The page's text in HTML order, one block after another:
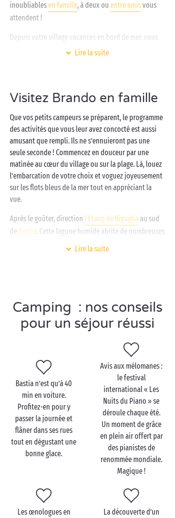
inoubliablesen famille, à deux ou entre amisvous
attendent !
Depuis votre village vacances en bord de mer, vous
n’aurez qu’un mot à la bouche : pro-fi-ter ! Tout a été
animations en journée et en soirée : ça ressemble à
Lire la suite
Visitez Brando en famille
Que vos petits campeurs se préparent, le programme
des activités que vous leur avez concocté est aussi
amusant que rempli. Ils ne s’ennuieront pas une
seule seconde ! Commencez en douceur par une
matinée au cœur du village ou sur la plage. Là, louez
l’embarcation de votre choix et voguez joyeusement
sur les flots bleus de la mer tout en appréciant la
vue.
Après le goûter, direction l’Etang de Bigugliaau sud
de Bastia. Cette lagune humide abrite de nombreuses
espèces d’oiseaux d’eau et offrira à vos chères
Visitez Brando en couple
meilleurs alliés pour découvrir Brando et ses
en amoureux
randonnées
peuplent les alentours et vous offriront une belle
bouffée d’air pur. Ne manquez pas non plus de faire
un tour du village pour visiter le château, l’église et
la tour génoise. De jolis clichés sont à prendre alors
n’oubliez pas l’appareil photo !
Que les amateurs de farniente sur la plage se
rassurent : vous pourrez poser votre serviette sur
l’une des nombreuses plages à proximité, piquer une
tête dans les eaux claires de la mer Tyrrhénienne et
vagues. Les vacances en
, c’est vraiment le
paradis !
Lire la suite
Camping : nos conseils
pour un séjour réussi
Bastia n’est qu’à 40
min en voiture.
Profitez-en pour y
passer la journée et
flâner dans ses rues
tout en dégustant une
bonne glace.
Avis aux mélomanes :
le festival
international « Les
Nuits du Piano » se
déroule chaque été.
Un moment de grâce
en plein air offert par
des pianistes de
renommée mondiale.
Magique !
Les œnologues en La découverte d’un